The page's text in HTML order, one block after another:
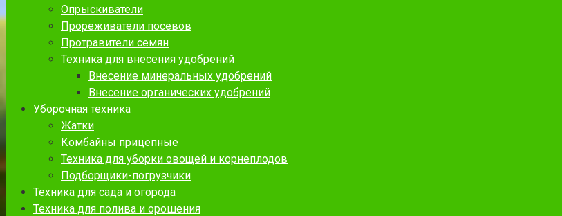
Опрыскиватели
Прореживатели посевов
Протравители семян
Техника для внесения удобрений
Внесение минеральных удобрений
Внесение органических удобрений
Уборочная техника
Жатки
Комбайны прицепные
Техника для уборки овощей и корнеплодов
Подборщики-погрузчики
Техника для сада и огорода
Техника для полива и орошения